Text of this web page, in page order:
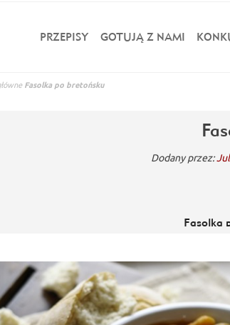
PRZEPISY GOTUJĄ Z NAMI
Fasolka po bretońsku
Dodany przez:
Fasolka
za fasolką po bretońsku nie przepadałam jakoś
wyjazdy na Mazury tam wszędzie
:). Fasolę Jaś przekładamy do naczynia, zalewamy
po jakimś czasie przemieszać. Jeśli fasola jest
powinna być zarumieniona. Na patelnię po cebuli